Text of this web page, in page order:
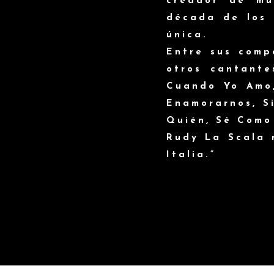
década de los
única.
Entre sus
otros
Cuando Yo
Enamorarnos,
Quién, Sé
Rudy La Scala
Italia.”